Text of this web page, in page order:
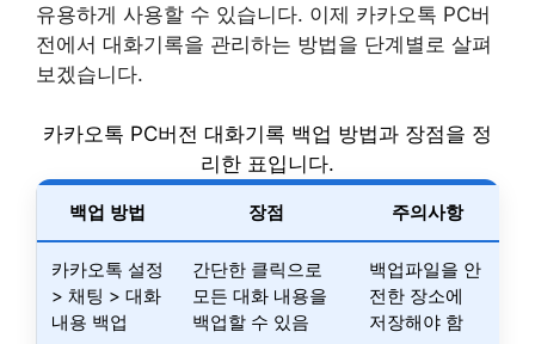
유용하게 사용할 수 있습니다. 이제 카카오톡 PC버
전에서 대화기록을 관리하는 방법을 단계별로 살펴
보겠습니다.
카카오톡 PC버전 대화기록 백업 방법과 장점을 정
리한 표입니다.
백업 방법 장점 주의사항
카카오톡 설정
> 채팅 > 대화
내용 백업
간단한 클릭으로
모든 대화 내용을
백업할 수 있음
백업파일을 안
전한 장소에
저장해야 함